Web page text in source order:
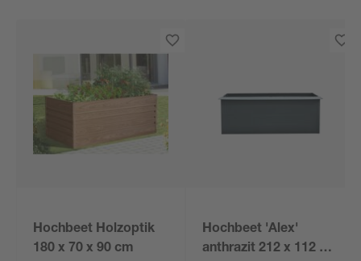
Hochbeet Holzoptik
180 x 70 x 90 cm
Hochbeet 'Alex'
anthrazit 212 x 112 x